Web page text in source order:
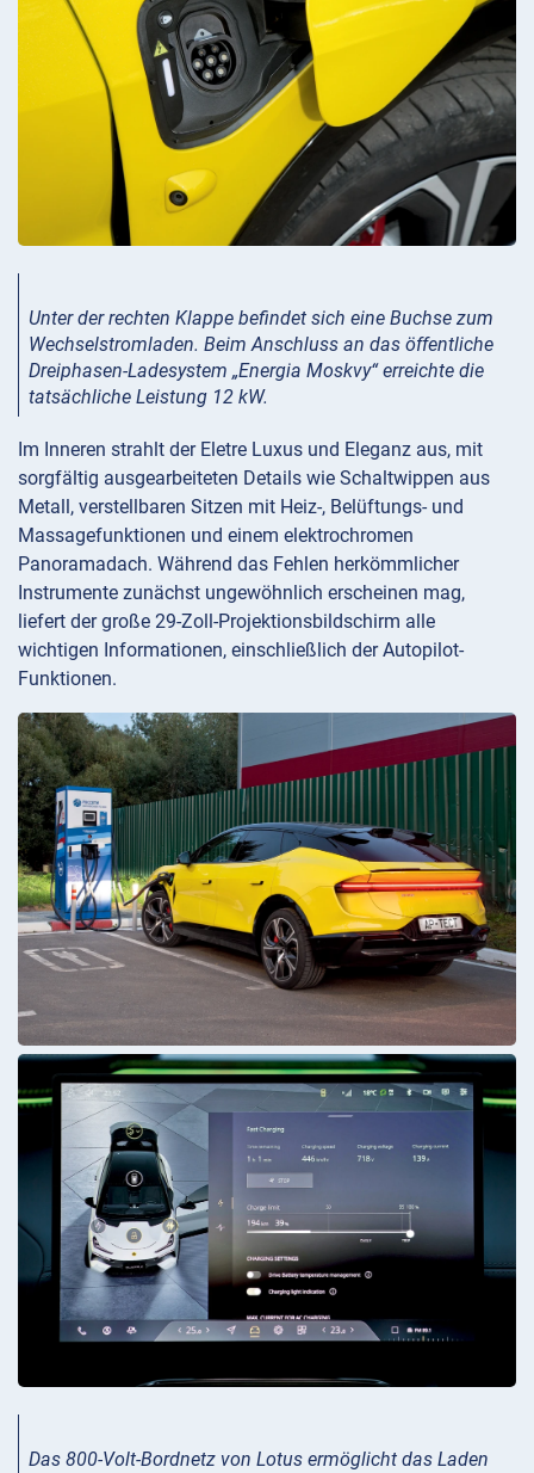
Unter der rechten Klappe befindet sich eine Buchse zum
Wechselstromladen. Beim Anschluss an das öffentliche
Dreiphasen-Ladesystem „Energia Moskvy“ erreichte die
tatsächliche Leistung 12 kW.
Im Inneren strahlt der Eletre Luxus und Eleganz aus, mit
sorgfältig ausgearbeiteten Details wie Schaltwippen aus
Metall, verstellbaren Sitzen mit Heiz-, Belüftungs- und
Massagefunktionen und einem elektrochromen
Panoramadach. Während das Fehlen herkömmlicher
Instrumente zunächst ungewöhnlich erscheinen mag,
liefert der große 29-Zoll-Projektionsbildschirm alle
wichtigen Informationen, einschließlich der Autopilot-
Funktionen.
Das 800-Volt-Bordnetz von Lotus ermöglicht das Laden